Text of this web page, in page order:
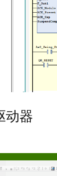
动器